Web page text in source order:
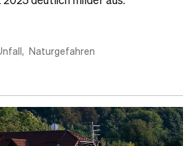
Naturgefahren